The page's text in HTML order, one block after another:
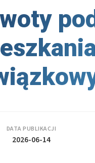
DATA PUBLIKACJI
2026-06-14